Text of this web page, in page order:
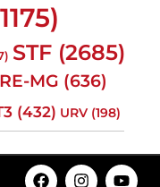
STF (2685)
MG (636)
(432) URV (198)